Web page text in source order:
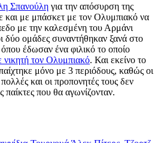
Σπανούλη για την απόσυρση της
και με μπάσκετ με τον Ολυμπιακό να
με την καλεσμένη του Αρμάνι
δύο ομάδες συναντήθηκαν ξανά στο
έδωσαν ένα φιλικό το οποίο
νικητή τον Ολυμπιακό. Και εκείνο το
μόνο με 3 περιόδους, καθώς οι
και οι προπονητές τους δεν
παίκτες που θα αγωνίζονταν.